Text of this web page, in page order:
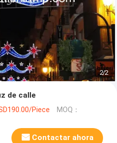
2/2
de calle
Piece MOQ：
Contactar ahora